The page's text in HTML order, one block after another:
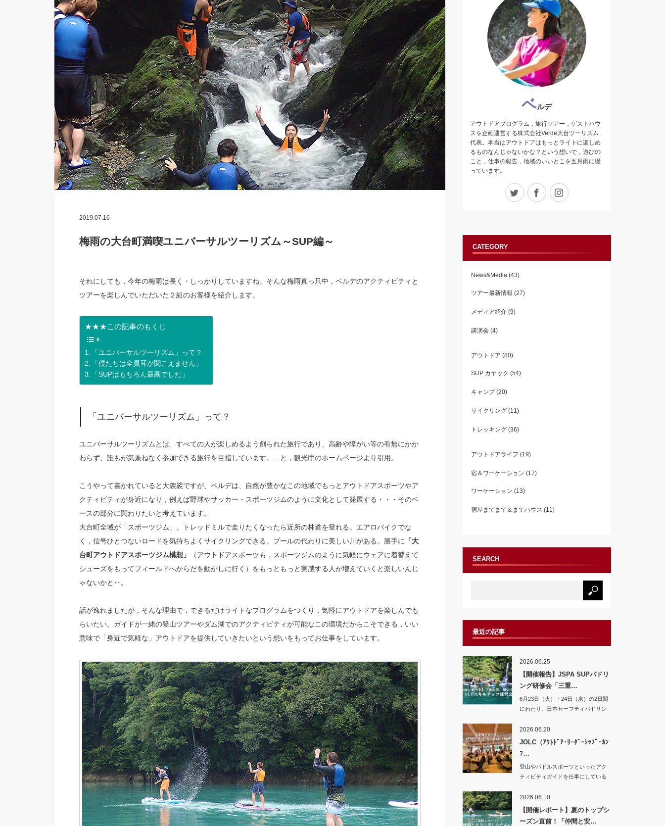
2019.07.16
梅雨の大台町満喫ユニバーサルツーリズム～SUP編～
それにしても，今年の梅雨は長く・しっかりしていますね。そんな梅雨真っ只中，ベルデのアクティビティと
ツアーを楽しんでいただいた２組のお客様を紹介します。
★★★この記事のもくじ
「ユニバーサルツーリズム」って？
「僕たちは全員耳が聞こえません」
「SUPはもちろん最高でした」
「ユニバーサルツーリズム」って？
ユニバーサルツーリズムとは、すべての人が楽しめるよう創られた旅行であり、高齢や障がい等の有無にかか
わらず、誰もが気兼ねなく参加できる旅行を目指しています。…と，観光庁のホームページより引用。
こうやって書かれていると大袈裟ですが、ベルデは、自然が豊かなこの地域でもっとアウトドアスポーツやア
クティビティが身近になり，例えば野球やサッカー・スポーツジムのように文化として発展する・・・そのベ
ースの部分に関わりたいと考えています。
大台町全域が「スポーツジム」。トレッドミルで走りたくなったら近所の林道を登れる。エアロバイクでな
く，信号ひとつないロードを気持ちよくサイクリングできる。プールの代わりに美しい川がある。勝手に 「大
台町アウトドアスポーツジム構想」
（アウトドアスポーツも，スポーツジムのように気軽にウェアに着替えて
シューズをもってフィールドへからだを動かしに行く）をもっともっと実感する人が増えていくと楽しいんじ
ゃないかと‥。
話が逸れましたが，そんな理由で，できるだけライトなプログラムをつくり，気軽にアウトドアを楽しんでも
らいたい。ガイドが一緒の登山ツアーやダム湖でのアクティビティが可能なこの環境だからこそできる，いい
意味で「身近で気軽な」アウトドアを提供していきたいという想いをもってお仕事をしています。
ベルデ
アウトドアプログラム，旅行ツアー，ゲストハウ
スを企画運営する株式会社Verde大台ツーリズム
代表。本当はアウトドアはもっとライトに楽しめ
るものなんじゃないかな？という想いで，遊びの
こと，仕事の報告，地域のいいとこを五月雨に綴
っています。
Twitter Facebook
CATEGORY
News&Media(43)
ツアー最新情報 (27)
メディア紹介(9)
講演会(4)
アウトドア (80)
SUP カヤック (54)
キャンプ(20)
サイクリング(11)
トレッキング(36)
アウトドアライフ (19)
宿＆ワーケーション (17)
ワーケーション (13)
宿屋まてまて＆まてハウス (11)
SEARCH
最近の記事
2026.06.25
【開催報告】JSPA SUPパドリ
ング研修会「三重…
6月23日（火）・24日（水）の2日間
にわたり、日本セーフティパドリン
2026.06.20
JOLC（ｱｳﾄﾄﾞｱ･ﾘｰﾀﾞｰｼｯﾌﾟ･ｶﾝ
ﾌ…
登山やパドルスポーツといったアク
ティビティガイドを仕事にしている
2026.06.10
【開催レポート】夏のトップシ
ーズン直前！「仲間と安…